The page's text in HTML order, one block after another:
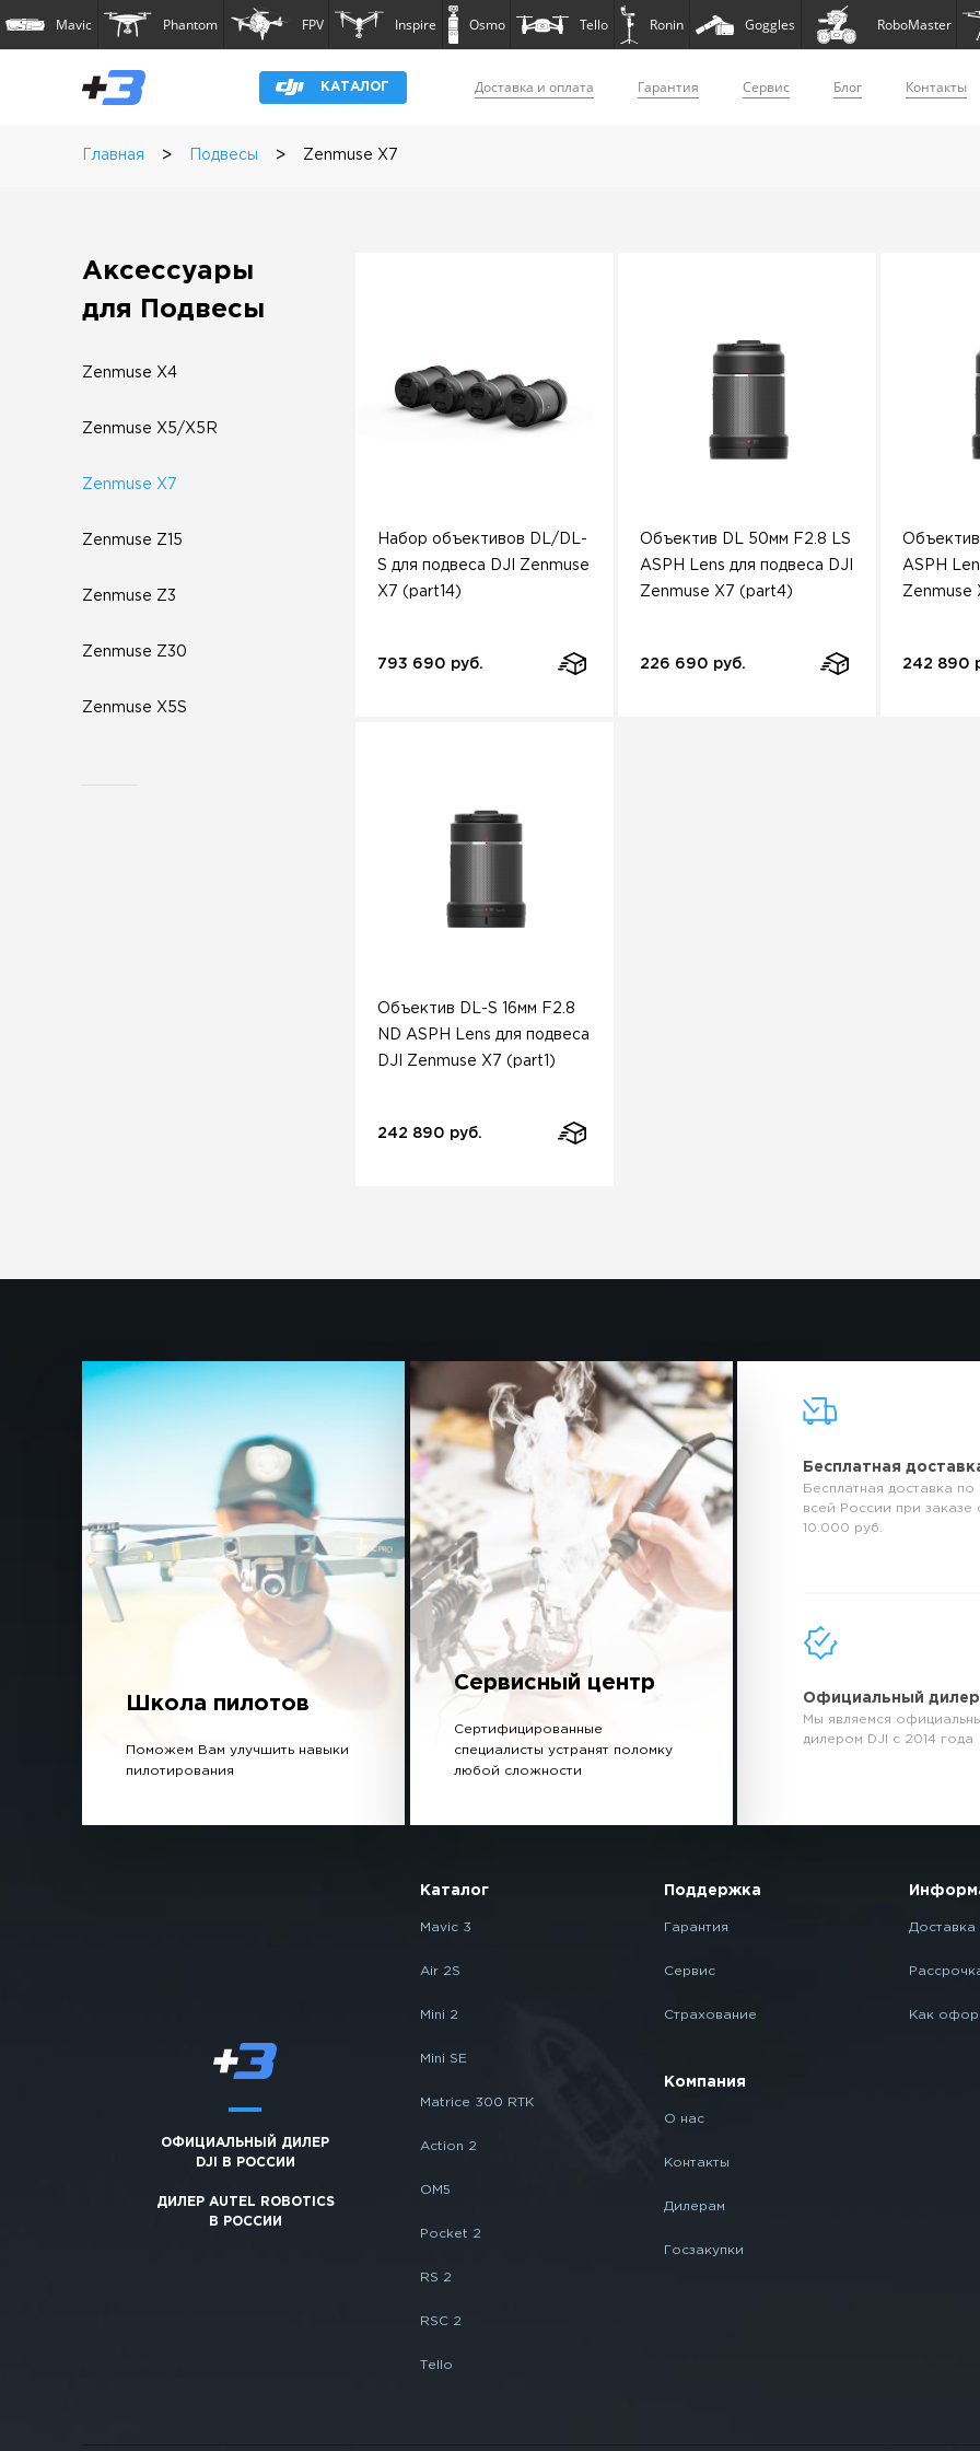
Mavic Phantom FPV Inspire Osmo Tello Ronin Goggles RoboMaster
КАТАЛОГ Доставка и оплата Гарантия Сервис Блог Контакты
Главная > Подвесы > Zenmuse X7
Аксессуары
для Подвесы
Zenmuse X4
Zenmuse X5/X5R
Zenmuse X7
Zenmuse Z15
Zenmuse Z3
Zenmuse Z30
Zenmuse X5S
Набор объективов DL/DL-
S для подвеса DJI Zenmuse
X7 (part14)
793 690 руб.
Объектив DL 50мм F2.8 LS
ASPH Lens для подвеса DJI
Zenmuse X7 (part4)
226 690 руб.
ASPH
Zenmuse
242 890
Объектив DL-S 16мм F2.8
ND ASPH Lens для подвеса
DJI Zenmuse X7 (part1)
242 890 руб.
Школа пилотов
Поможем Вам улучшить навыки
пилотирования
Сервисный центр
Сертифицированные
специалисты устранят поломку
любой сложности
Бесплатная
Бесплатная доставка по
всей России при заказе
10.000 руб.
Официальный дилер
Мы являемся
дилером DJI с 2014 года
ОФИЦИАЛЬНЫЙ ДИЛЕР
DJI В РОССИИ
ДИЛЕР AUTEL ROBOTICS
В РОССИИ
Каталог
Mavic 3
Air 2S
Mini 2
Mini SE
Matrice 300 RTK
Action 2
OM5
Pocket 2
RS 2
RSC 2
Tello
Поддержка
Гарантия
Сервис
Страхование
Компания
О нас
Контакты
Дилерам
Госзакупки
Доставка
Как